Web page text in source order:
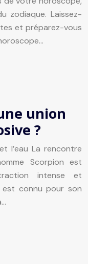
zodiaque. Laissez-
et préparez-vous
union
?
l’eau La rencontre
Scorpion est
intense et
est connu pour son